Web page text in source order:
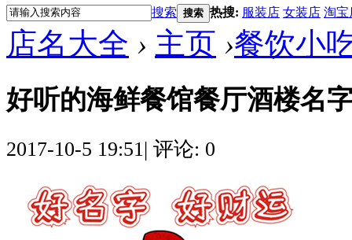
搜索 搜索 热搜: 服装店 女装店 淘宝
店名大全 › 主页 ›餐饮小
好听的海鲜餐馆餐厅酒楼名
2017-10-5 19:51 | 评论: 0